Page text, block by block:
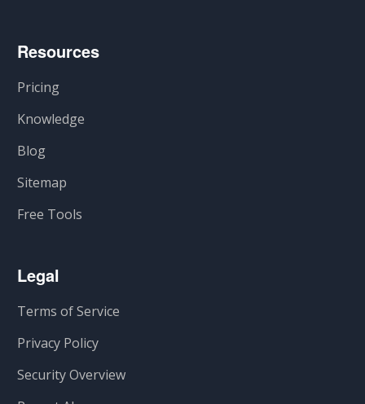
Resources
Pricing
Knowledge
Blog
Sitemap
Free Tools
Legal
Terms of Service
Privacy Policy
Security Overview